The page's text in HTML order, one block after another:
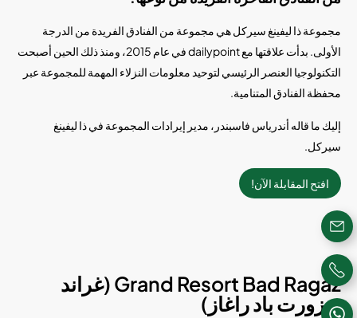
مجموعة ذا ليفينغ سيركل هي مجموعة من الفنادق الفريدة من الدرجة
الأولى. بدأت علاقتها مع dailypoint في عام 2015، ومنذ ذلك الحين أصبحت
التكنولوجيا العنصر الرئيسي لتوحيد معلومات النزلاء المهمة للمجموعة عبر
محفظة الفنادق المتنامية.
إليك ما قاله أندرياس فاسبندر، مدير إيرادات المجموعة في ذا ليفينغ
سيركل.
افتح المقابلة الآن!
Grand Resort Bad Ragaz (غراند
ريزورت باد راغاز)